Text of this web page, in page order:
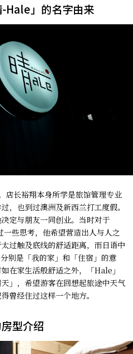
-Hale」的名字由来
店长裕翔本身所学是旅馆管理专业
，也到过澳洲及新西兰打工度假。
定与朋友一同创业。当时对于
些思考，他希望营造出人与人之
过触及底线的舒适距离，而日语中
别是「我的家」和「住宿」的意
在家生活般舒适之外，「Hale」
」，希望游客在回想起旅途中天气
曾经住过这样一个地方。
型介绍